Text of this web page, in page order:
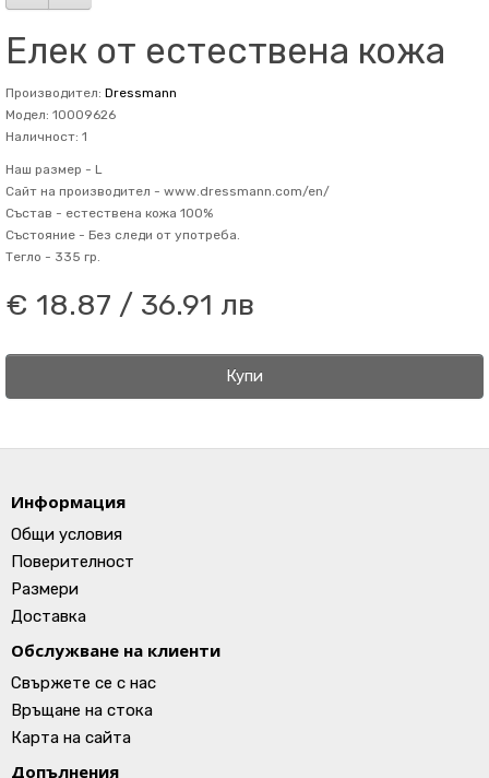
Елек от естествена кожа
Производител: Dressmann
Модел: 10009626
Наличност: 1
Наш размер - L
Сайт на производител - www.dressmann.com/en/
Състав - естествена кожа 100%
Състояние - Без следи от употреба.
Тегло - 335 гр.
€ 18.87 / 36.91 лв
Купи
Информация
Общи условия
Поверителност
Размери
Доставка
Обслужване на клиенти
Свържете се с нас
Връщане на стока
Карта на сайта
Допълнения